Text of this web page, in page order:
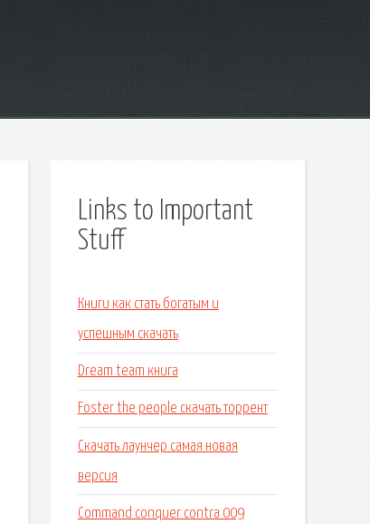
Links to Important
Stuff
Книги как стать богатым и
успешным скачать
Dream team книга
Foster the people скачать торрент
Скачать лаунчер самая новая
версия
Command conquer contra 009